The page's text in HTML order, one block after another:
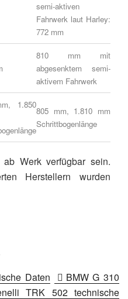
semi-aktiven
Fahrwerk laut Harley:
772 mm
810 mm mit
abgesenktem semi-
aktivem Fahrwerk
1.850
805 mm, 1.810 mm
Schrittbogenlänge
ab Werk verfügbar sein.
Herstellern wurden
Daten
BMW G 310
TRK 502 technische